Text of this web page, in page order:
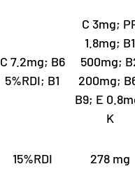
C 7.2mg; B6
5%RDI; B1
C 3mg;
1.8mg; B1
500mg;
200mg;
B9; E
K
15%RDI
278 mg